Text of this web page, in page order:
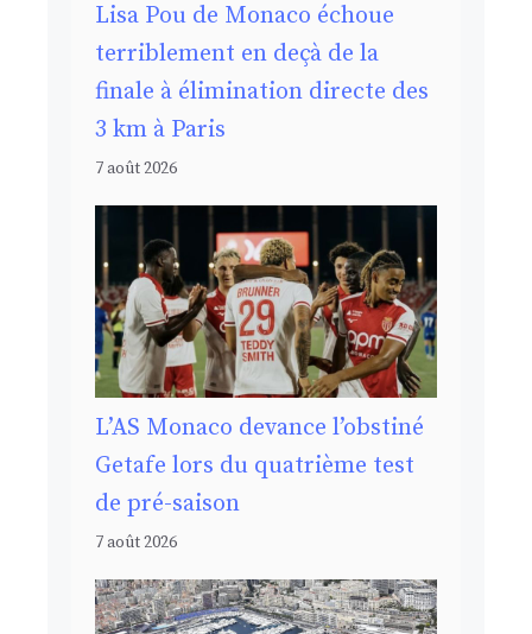
Lisa Pou de Monaco échoue
terriblement en deçà de la
finale à élimination directe des
3 km à Paris
7 août 2026
L’AS Monaco devance l’obstiné
Getafe lors du quatrième test
de pré-saison
7 août 2026